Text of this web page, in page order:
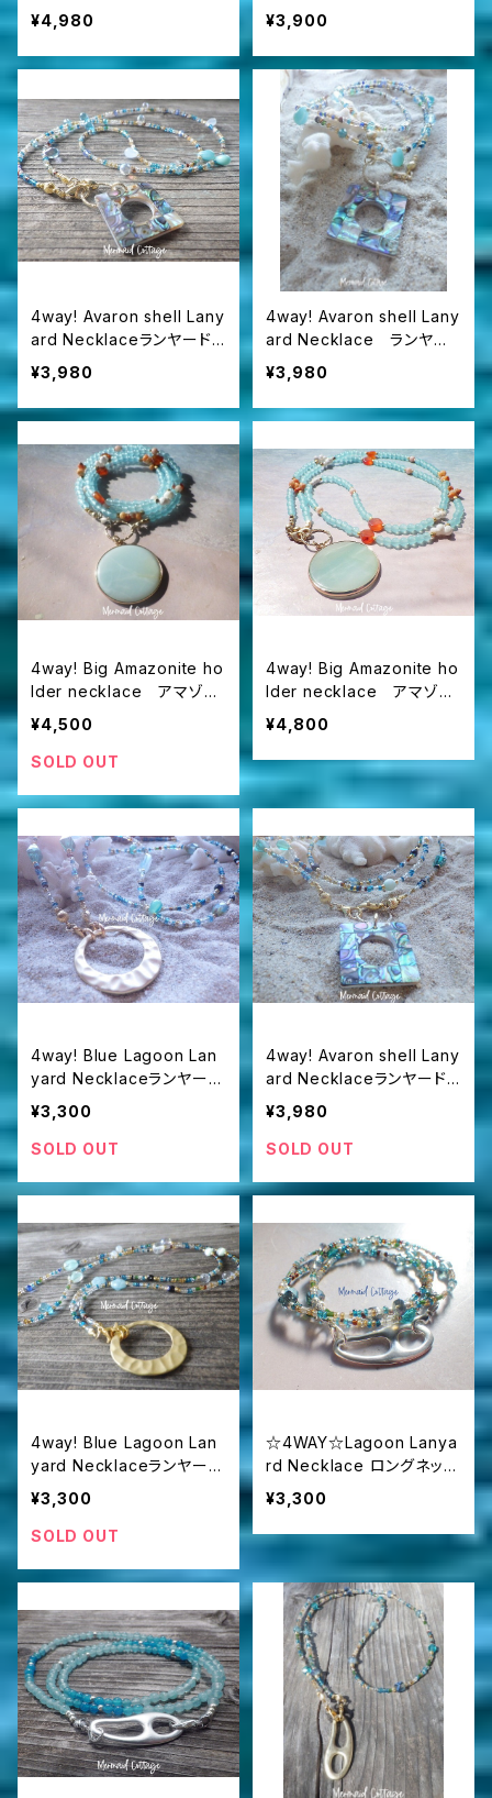
マングラスのラピスラズリブ
レスレット
¥4,980
デのグラスコード/眼鏡・マ
スクホルダー
¥3,900
4way! Avaron shell Lany
ard Necklaceランヤード/
眼鏡・マスクホルダー
¥3,980
4way! Avaron shell Lany
ard Necklace ランヤー
ド/眼鏡・マスクホルダー
¥3,980
4way! Big Amazonite ho
lder necklace アマゾナ
イトのネックレス/眼鏡・マス
クホルダー
¥4,500
SOLD OUT
4way! Big Amazonite ho
lder necklace アマゾナ
イトのネックレス/眼鏡・マス
クホルダー
¥4,800
4way! Blue Lagoon Lan
yard Necklaceランヤー
ド/眼鏡・マスクホルダー☆
マットゴールド
¥3,300
SOLD OUT
4way! Avaron shell Lany
ard Necklaceランヤード/
眼鏡・マスクホルダー
¥3,980
SOLD OUT
4way! Blue Lagoon Lan
yard Necklaceランヤー
ド/眼鏡・マスクホルダー☆
マットゴールド
¥3,300
SOLD OUT
☆4WAY☆Lagoon Lanya
rd Necklace ロングネック
レス＆グラスコード/眼鏡・マ
スクホルダー ☆シルバー
¥3,300